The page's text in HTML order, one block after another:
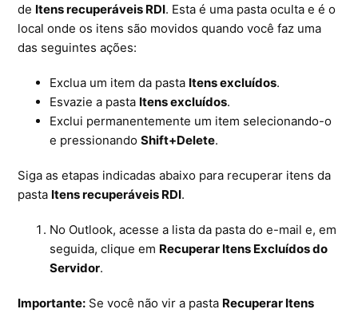
de Itens recuperáveis RDI. Esta é uma pasta oculta e é o
local onde os itens são movidos quando você faz uma
das seguintes ações:
Exclua um item da pasta Itens excluídos.
Esvazie a pasta Itens excluídos.
Exclui permanentemente um item selecionando-o
e pressionandoShift+Delete.
Siga as etapas indicadas abaixo para recuperar itens da
pasta Itens recuperáveis RDI.
No Outlook, acesse a lista da pasta do e-mail e, em
seguida, clique em Recuperar Itens Excluídos do
Servidor.
Importante: Se você não vir a pasta Recuperar Itens